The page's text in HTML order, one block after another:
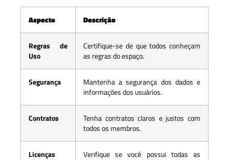
Aspecto Descrição
Regras de
Uso
Certifique-se de que todos conheçam
as regras do espaço.
Segurança
Mantenha a segurança dos dados e
informações dos usuários.
Contratos
Tenha contratos claros e justos com
todos os membros.
Licenças
Verifique se você possui todas as